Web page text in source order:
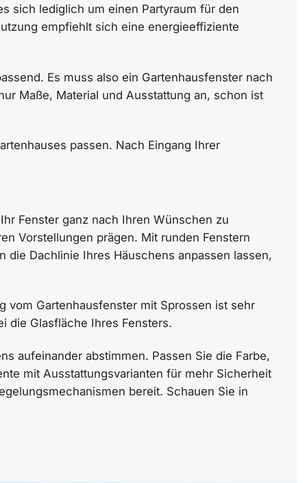
sich lediglich um einen Partyraum für den
empfiehlt sich eine energieeffiziente
Es muss also ein Gartenhausfenster nach
Maße, Material und Ausstattung an, schon ist
passen. Nach Eingang Ihrer
Fenster ganz nach Ihren Wünschen zu
Vorstellungen prägen. Mit runden Fenstern
Dachlinie Ihres Häuschens anpassen lassen,
vom Gartenhausfenster mit Sprossen ist sehr
die Glasfläche Ihres Fensters.
aufeinander abstimmen. Passen Sie die Farbe,
mit Ausstattungsvarianten für mehr Sicherheit
bereit. Schauen Sie in